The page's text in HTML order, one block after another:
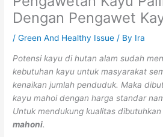
Dengan Pengawet
/Green And Healthy Issue / By Ira
Potensi kayu di hutan alam sudah
kebutuhan kayu untuk masyarakat
kenaikan jumlah penduduk. Maka
kayu mahoi dengan harga standar
Untuk mendukung kualitas
mahoni.